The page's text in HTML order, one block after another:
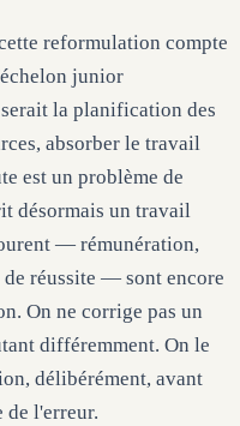
reformulation compte
junior
la planification des
absorber le travail
est un problème de
désormais un travail
— rémunération,
réussite — sont encore
On ne corrige pas un
différemment. On le
délibérément, avant
de l'erreur.